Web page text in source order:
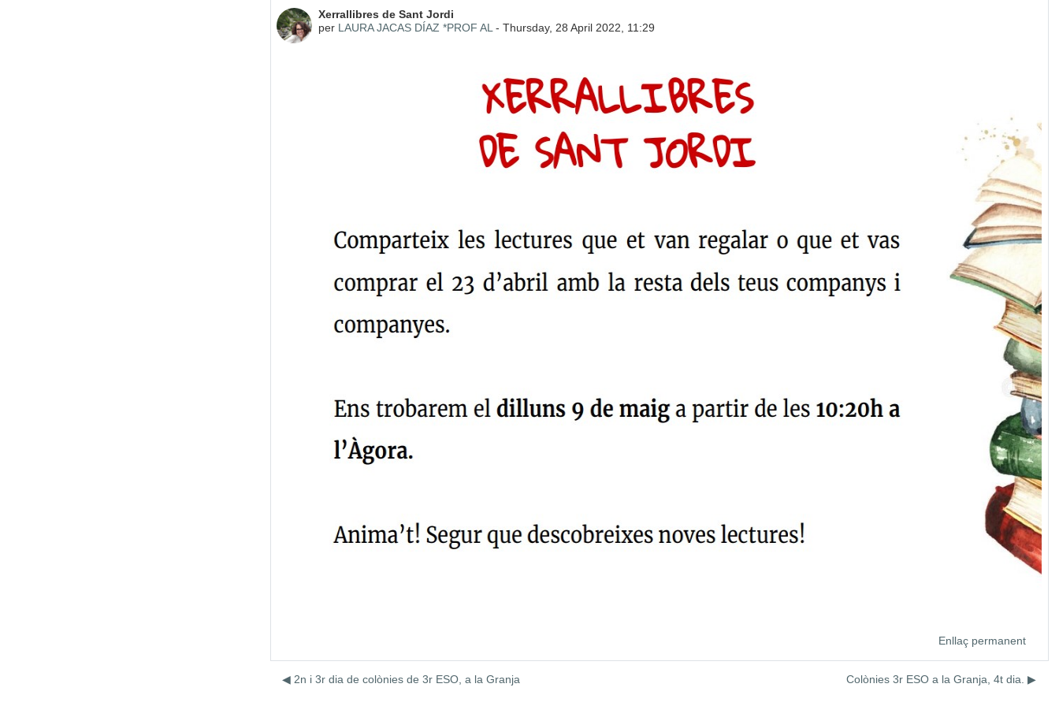
Xerrallibres de Sant Jordi
per LAURA JACAS DÍAZ *PROF AL - Thursday, 28 April 2022, 11:29
Nombre de respostes: 0
Enllaç permanent
◀︎ 2n i 3r dia de colònies de 3r ESO, a la Granja Colònies 3r ESO a la Granja, 4t dia. ▶︎